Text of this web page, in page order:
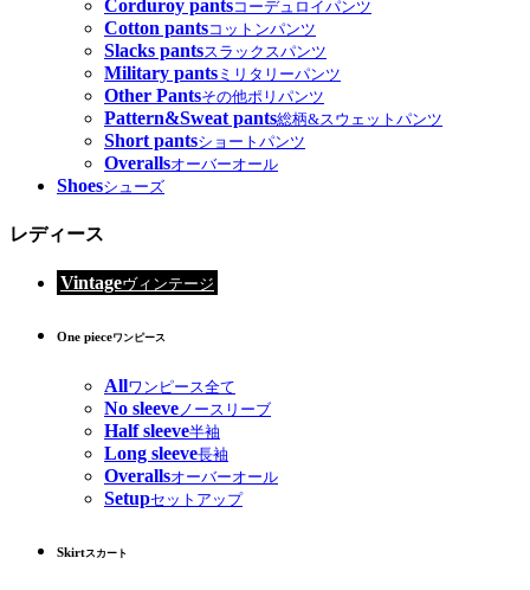
Corduroy pantsコーデュロイパンツ
Cotton pantsコットンパンツ
Slacks pantsスラックスパンツ
Military pants ミリタリーパンツ
Other Pantsその他ポリパンツ
Pattern&Sweat pants総柄&スウェットパンツ
Short pantsショートパンツ
Overallsオーバーオール
Shoesシューズ
レディース
Vintageヴィンテージ
One pieceワンピース
Allワンピース全て
No sleeveノースリーブ
Half sleeve半袖
Long sleeve長袖
Overallsオーバーオール
Setupセットアップ
Skirtスカート